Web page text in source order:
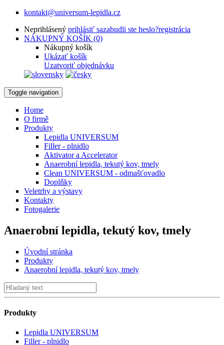
kontakt@universum-lepidla.cz
Neprihlásený prihlásiť sazabudli ste heslo?registrácia
NÁKUPNÝ KOŠÍK (0)
Nákupný košík
Ukázať košík
Uzatvoriť objednávku
Toggle navigation
Home
O firmě
Produkty
Lepidla UNIVERSUM
Filler - plnidlo
Aktivator a Accelerator
Anaerobní lepidla, tekutý kov, tmely
Clean UNIVERSUM - odmašťovadlo
Doplňky
Veletrhy a výstavy
Kontakty
Fotogalerie
Anaerobní lepidla, tekutý kov, tmely
Úvodní stránka
Produkty
Anaerobní lepidla, tekutý kov, tmely
Produkty
Lepidla UNIVERSUM
Filler - plnidlo